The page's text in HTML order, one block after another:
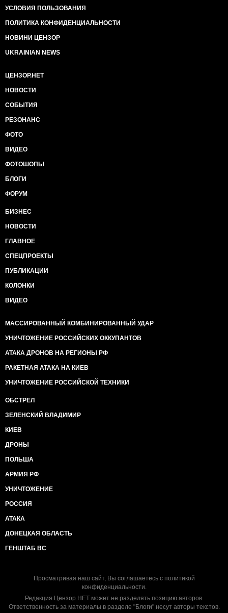
УСЛОВИЯ ПОЛЬЗОВАНИЯ
ПОЛИТИКА КОНФИДЕНЦИАЛЬНОСТИ
НОВИНИ ЦЕНЗОР
UKRAINIAN NEWS
ЦЕНЗОР.НЕТ
НОВОСТИ
СОБЫТИЯ
РЕЗОНАНС
ФОТО
ВИДЕО
ФОТОШОПЫ
БЛОГИ
ФОРУМ
БИЗНЕС
НОВОСТИ
ГЛАВНОЕ
СПЕЦПРОЕКТЫ
ПУБЛИКАЦИИ
КОЛОНКИ
ВИДЕО
МАССИРОВАННЫЙ КОМБИНИРОВАННЫЙ УДАР
УНИЧТОЖЕНИЕ РОССИЙСКИХ ОККУПАНТОВ
АТАКА ДРОНОВ НА РЕГИОНЫ РФ
РАКЕТНАЯ АТАКА НА КИЕВ
УНИЧТОЖЕНИЕ РОССИЙСКОЙ ТЕХНИКИ
ОБСТРЕЛ
ЗЕЛЕНСКИЙ ВЛАДИМИР
КИЕВ
ДРОНЫ
ПОЛЬША
АРМИЯ РФ
УНИЧТОЖЕНИЕ
РОССИЯ
АТАКА
ДОНЕЦКАЯ ОБЛАСТЬ
ГЕНШТАБ ВС
Просматривая наш сайт, Вы соглашаетесь с политикой
конфиденциальности.
Редакция Цензор.НЕТ может не разделять позицию авторов.
Ответственность за материалы в разделе "Блоги" несут авторы текстов.